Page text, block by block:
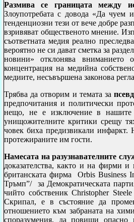
Размива се границата между
Злоупотребата с довода «Да чуем
тенденциозни тези от вече добре
взривяват общественото мнение.
съответната медия реално
вероятно не си дават сметка за
новини» отклонява вниманието
концентрация на медийна
медиите, несъвършена законова
Трябва да отворим и темата за
предпочитания и политически
нещо, не е изключение в
унищожителните критики срещу
човек биха предизвикали инфаркт.
протежираните им гости.
Намесата на разузнавателните
доказателства, както и на фирми
британската фирмаOrbis Business
Тръмп”/ за Демократическата
чийто собственикChristopher Steele
Скрипал, е в състояние да
отношението към забраната на
споразумения, да повиши опасно